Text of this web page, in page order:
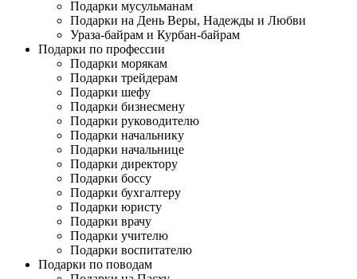
Подарки мусульманам
Подарки на День Веры, Надежды и Любви
Ураза-байрам и Курбан-байрам
Подарки по профессии
Подарки морякам
Подарки трейдерам
Подарки шефу
Подарки бизнесмену
Подарки руководителю
Подарки начальнику
Подарки начальнице
Подарки директору
Подарки боссу
Подарки бухгалтеру
Подарки юристу
Подарки врачу
Подарки учителю
Подарки воспитателю
Подарки по поводам